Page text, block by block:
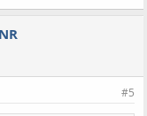
#5